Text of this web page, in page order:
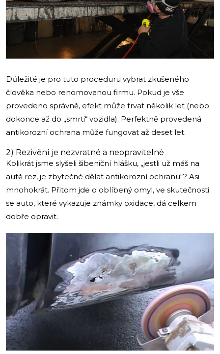
Důležité je pro tuto proceduru vybrat zkušeného
člověka nebo renomovanou firmu. Pokud je vše
provedeno správně, efekt může trvat několik let (nebo
dokonce až do „smrti“ vozidla). Perfektně provedená
antikorozní ochrana může fungovat až deset let.
2) Rezivění je nezvratné a neopravitelné
Kolikrát jsme slyšeli šibeniční hlášku, „jestli už máš na
autě rez, je zbytečné dělat antikorozní ochranu“? Asi
mnohokrát. Přitom jde o oblíbený omyl, ve skutečnosti
se auto, které vykazuje známky oxidace, dá celkem
dobře opravit.